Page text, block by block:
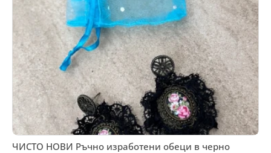
ЧИСТО НОВИ Ръчно изработени обеци в черно